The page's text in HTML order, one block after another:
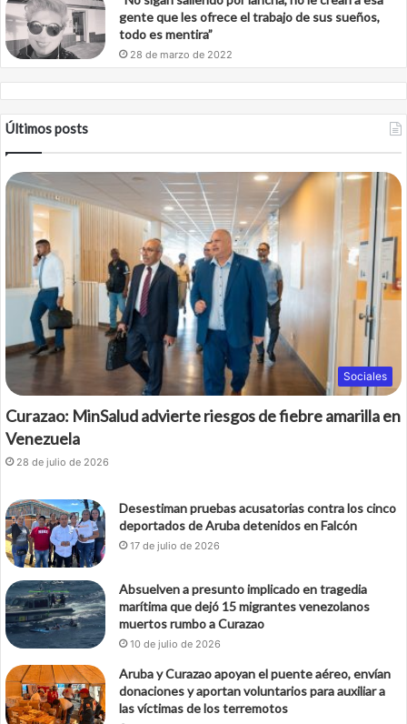
gente que les ofrece el trabajo de sus sueños,
todo es mentira”
28 de marzo de 2022
Últimos posts
Sociales
Curazao: MinSalud advierte riesgos de fiebre amarilla en
Venezuela
28 de julio de 2026
Desestiman pruebas acusatorias contra los cinco
deportados de Aruba detenidos en Falcón
17 de julio de 2026
Absuelven a presunto implicado en tragedia
marítima que dejó 15 migrantes venezolanos
muertos rumbo a Curazao
10 de julio de 2026
Aruba y Curazao apoyan el puente aéreo, envían
donaciones y aportan voluntarios para auxiliar a
las víctimas de los terremotos